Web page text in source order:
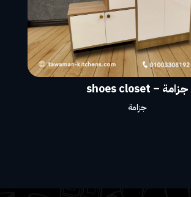
جزامة – shoes closet
جزامة